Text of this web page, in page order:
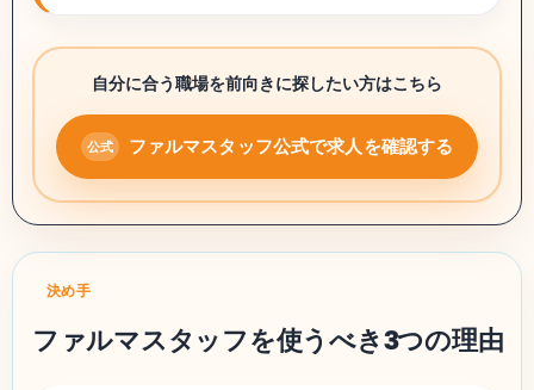
自分に合う職場を前向きに探したい方はこちら
ファルマスタッフ公式で求人を確認する
決め手
ファルマスタッフを使うべき3つの理由